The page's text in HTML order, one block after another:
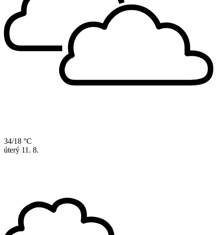
34/18 °C
úterý 11. 8.